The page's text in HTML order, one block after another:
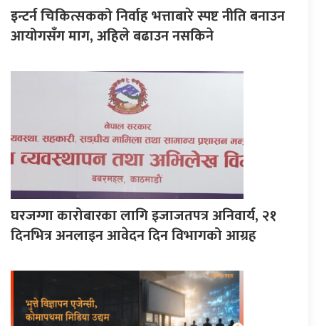
इन्टर्न चिकित्सकको निर्वाह भत्ताबारे स्पष्ट नीति बनाउन
आयोगसँग माग, अहिले बढाउन नसकिने
घरजग्गा कारोबारका लागि इजाजतपत्र अनिवार्य, २१
दिनभित्र अनलाइन आवेदन दिन विभागको आग्रह